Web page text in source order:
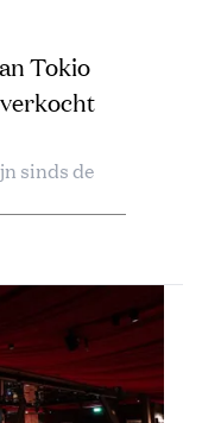
Tokio
sinds de